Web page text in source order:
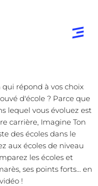
répond à vos choix
d'école ? Parce que
lequel vous évoluez est
carrière, Imagine Ton
des écoles dans le
aux écoles de niveau
les écoles et
ses points forts... en
!